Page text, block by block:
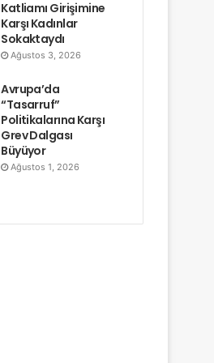
Katliamı Girişimine
Karşı Kadınlar
Sokaktaydı
Ağustos 3, 2026
Avrupa’da
“Tasarruf”
Politikalarına Karşı
Grev Dalgası
Büyüyor
Ağustos 1, 2026